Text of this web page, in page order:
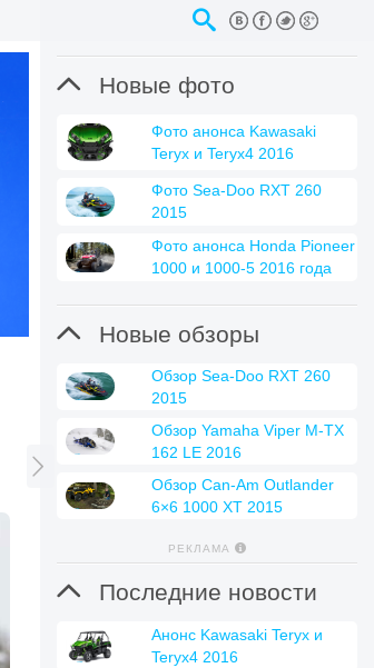

 Новые фото
Фото анонса Kawasaki
Teryx и Teryx4 2016
Фото Sea-Doo RXT 260
2015
Фото анонса Honda Pioneer
1000 и 1000-5 2016 года
 Новые обзоры
Обзор Sea-Doo RXT 260
2015
Обзор Yamaha Viper M-TX
162 LE 2016
Обзор Can-Am Outlander
6×6 1000 XT 2015
РЕКЛАМА
 Последние новости
Анонс Kawasaki Teryx и
Teryx4 2016